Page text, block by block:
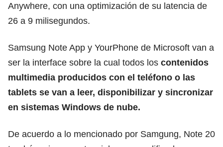
Anywhere, con una optimización de su latencia de
26 a 9 milisegundos.
Samsung Note App y YourPhone de Microsoft van a
ser la interface sobre la cual todos los contenidos
multimedia producidos con el teléfono o las
tablets se van a leer, disponibilizar y sincronizar
en sistemas Windows de nube.
De acuerdo a lo mencionado por Samgung, Note 20